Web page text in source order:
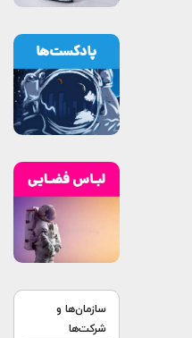
سازمان‌ها و
شرکت‌ها